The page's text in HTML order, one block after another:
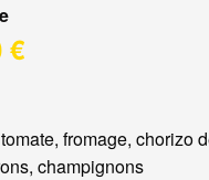
€
fromage, chorizo
champignons